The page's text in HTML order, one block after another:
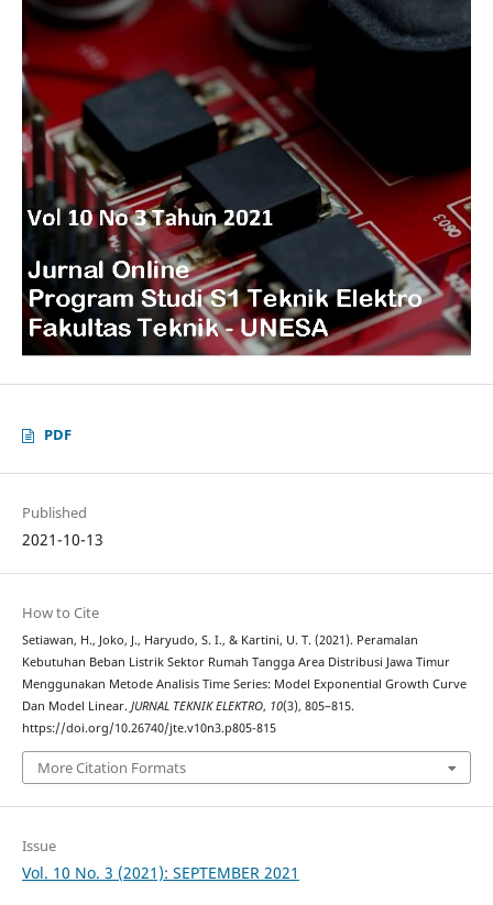
PDF
Published
2021-10-13
How to Cite
Setiawan, H., Joko, J., Haryudo, S. I., & Kartini, U. T. (2021). Peramalan
Kebutuhan Beban Listrik Sektor Rumah Tangga Area Distribusi Jawa Timur
Menggunakan Metode Analisis Time Series: Model Exponential Growth Curve
Dan Model Linear. JURNAL TEKNIK ELEKTRO, 10(3), 805–815.
https://doi.org/10.26740/jte.v10n3.p805-815
More Citation Formats
Issue
Vol. 10 No. 3 (2021): SEPTEMBER 2021